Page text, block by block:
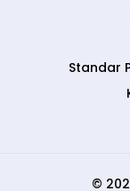
Standar
©